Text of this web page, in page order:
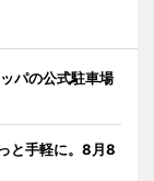
パの公式駐車場
と手軽に。8月8